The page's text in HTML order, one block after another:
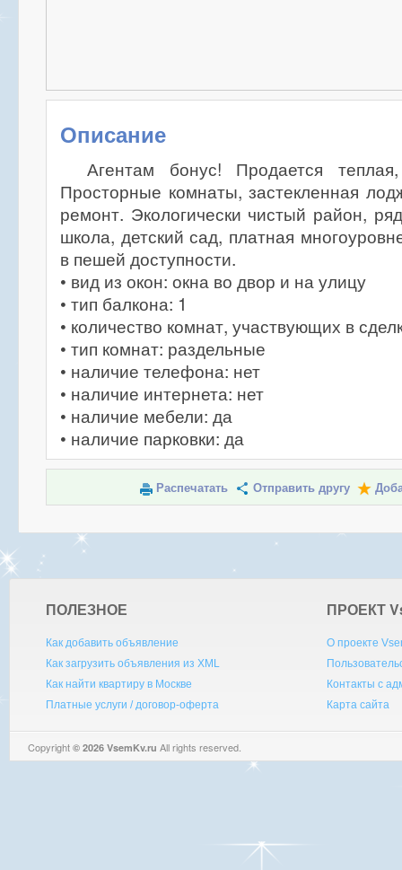
Описание
Агентам бонус! Продается
Просторные комнаты, застекленная
ремонт. Экологически чистый район,
школа, детский сад, платная
в пешей доступности.
• вид из окон: окна во двор и на улицу
• тип балкона: 1
• количество комнат, участвующих в
• тип комнат: раздельные
• наличие телефона: нет
• наличие интернета: нет
• наличие мебели: да
• наличие парковки: да
Распечатать Отправить другу
ПОЛЕЗНОЕ
Как добавить объявление
Как загрузить объявления из XML
Как найти квартиру в Москве
Платные услуги / договор-оферта
ПРОЕКТ V
О проекте
Контакты с
Карта сайта
Copyright © 2026 VsemKv.ru All rights reserved.